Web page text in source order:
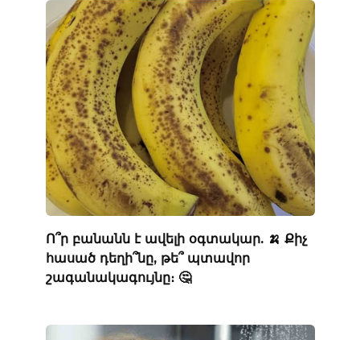
Ո՞ր բանանն է ավելի օգտակար. 🍌 Քիչ
հասած դեղի՞նը, թե՞ պտավոր
շագանակագույնը։ 🤔